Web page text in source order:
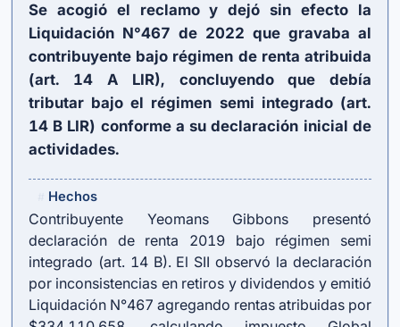
Se acogió el reclamo y dejó sin efecto la
Liquidación N°467 de 2022 que gravaba al
contribuyente bajo régimen de renta atribuida
(art. 14 A LIR), concluyendo que debía
tributar bajo el régimen semi integrado (art.
14 B LIR) conforme a su declaración inicial de
actividades.
Hechos
Contribuyente Yeomans Gibbons presentó
declaración de renta 2019 bajo régimen semi
integrado (art. 14 B). El SII observó la declaración
por inconsistencias en retiros y dividendos y emitió
Liquidación N°467 agregando rentas atribuidas por